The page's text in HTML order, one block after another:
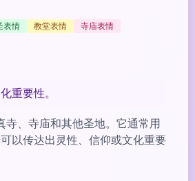
表情 教堂表情 寺庙表情
重要性。
、寺庙和其他圣地。它通常用
以传达出灵性、信仰或文化重要